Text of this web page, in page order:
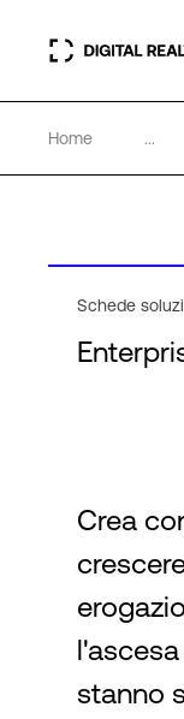
Data center
Partner
Accesso
Home ...
Schede
Crea
stanno